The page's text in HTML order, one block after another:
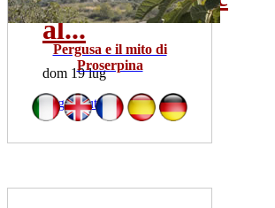
al...
dom 19 lug
Leggi Tutto
Pergusa e il mito di
Proserpina